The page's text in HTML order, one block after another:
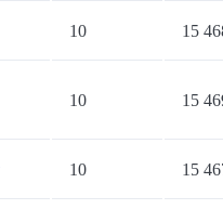
10 15
10 15
10 15